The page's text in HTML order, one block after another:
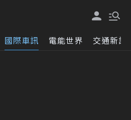
國際車訊 電能世界 交通新訊